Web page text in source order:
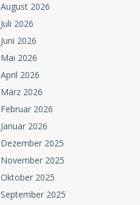
August 2026
Juli 2026
Juni 2026
Mai 2026
April 2026
März 2026
Februar 2026
Januar 2026
Dezember 2025
November 2025
Oktober 2025
September 2025